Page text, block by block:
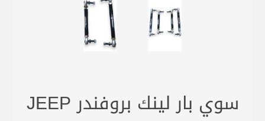
سوي بار لينك بروفندر JEEP